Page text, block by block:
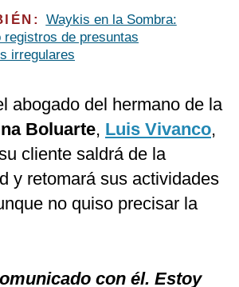
Waykis en la Sombra:
registros de presuntas
irregulares
abogado del hermano de la
Boluarte, Luis Vivanco,
cliente saldrá de la
y retomará sus actividades
no quiso precisar la
con él. Estoy